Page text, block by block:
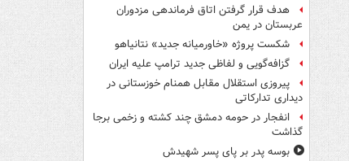
هدف قرار گرفتن اتاق‌ فرماندهی مزدوران
عربستان در یمن
شکست پروژه «خاورمیانه جدید» نتانیاهو
گزافه‌گویی و لفاظی جدید ترامپ علیه ایران
پیروزی استقلال مقابل همنام خوزستانی در
دیداری تدارکاتی
انفجار در حومه دمشق چند کشته و زخمی برجا
گذاشت
بوسه‌ پدر بر پای پسر شهیدش